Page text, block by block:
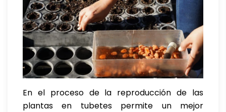
En el proceso de la reproducción de las
plantas en tubetes permite un mejor